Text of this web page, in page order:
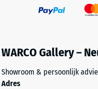
WARCO Gallery –
Showroom & persoonlijk
Adres